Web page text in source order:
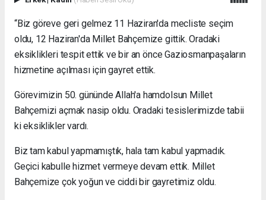
“Biz göreve geri gelmez 11 Haziran'da mecliste seçim
oldu, 12 Haziran'da Millet Bahçemize gittik. Oradaki
eksiklikleri tespit ettik ve bir an önce Gaziosmanpaşaların
hizmetine açılması için gayret ettik.
Görevimizin 50. gününde Allah'a hamdolsun Millet
Bahçemizi açmak nasip oldu. Oradaki tesislerimizde tabii
ki eksiklikler vardı.
Biz tam kabul yapmamıştık, hala tam kabul yapmadık.
Geçici kabulle hizmet vermeye devam ettik. Millet
Bahçemize çok yoğun ve ciddi bir gayretimiz oldu.